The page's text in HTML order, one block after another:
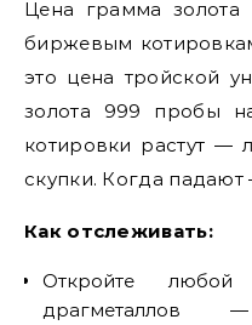
Цена грамма
биржевым
это цена тройской
золота 999 пробы
котировки растут
скупки. Когда
Как отслеживать:
Откройте
драгметаллов